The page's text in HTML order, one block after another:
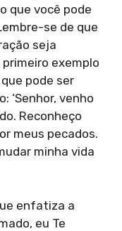
que você pode
se de que
seja
primeiro exemplo
pode ser
‘Senhor, venho
Reconheço
meus pecados.
minha vida
enfatiza a
eu Te